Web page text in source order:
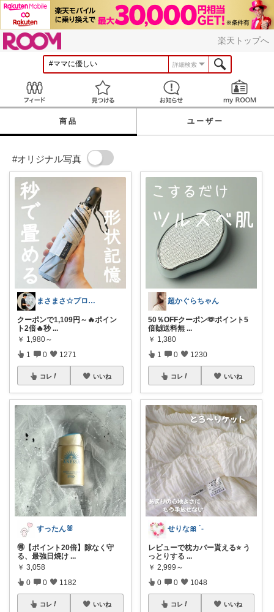
楽天トップへ
詳細検索
見つける お知らせ
商品 ユーザー
#オリジナル写真
まさまさ☆プロフも見てね✨
クーポンで1,109円～🔥ポイン
ト2倍🔥秒 ...
￥ 1,980～
1 0 1271
コレ いいね
すったん🐰
🉐【ポイント20倍】隙なく守
る、最強日焼け ...
￥ 3,058
0 0 1182
コレ いいね
超かぐらちゃん
50％OFFクーポン🫶ポイント5
倍🙌送料無 ...
￥ 1,380
1 0 1230
コレ いいね
せりな🎀 ´-
レビューで枕カバー貰える⭐️ う
っとりする ...
￥ 2,999～
0 0 1048
コレ いいね